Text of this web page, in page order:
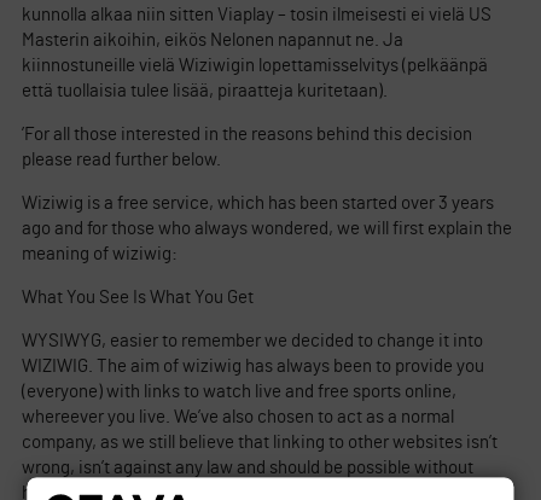
kunnolla alkaa niin sitten Viaplay – tosin ilmeisesti ei vielä US
Masterin aikoihin, eikös Nelonen napannut ne. Ja
kiinnostuneille vielä Wiziwigin lopettamisselvitys (pelkäänpä
että tuollaisia tulee lisää, piraatteja kuritetaan).
’For all those interested in the reasons behind this decision
please read further below.
Wiziwig is a free service, which has been started over 3 years
ago and for those who always wondered, we will first explain the
meaning of wiziwig:
What You See Is What You Get
WYSIWYG, easier to remember we decided to change it into
WIZIWIG. The aim of wiziwig has always been to provide you
(everyone) with links to watch live and free sports online,
whereever you live. We’ve also chosen to act as a normal
company, as we still believe that linking to other websites isn’t
wrong, isn’t against any law and should be possible without
having to hide ourselves behind a proxy or fake registrations.